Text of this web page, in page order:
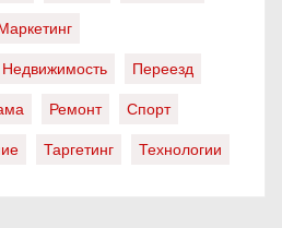
Недвижимость
Переезд
Ремонт
Спорт
Таргетинг Технологии